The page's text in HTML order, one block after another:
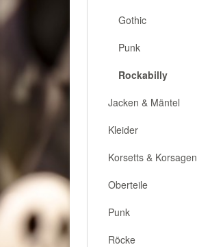
Gothic
Punk
Rockabilly
Jacken & Mäntel
Kleider
Korsetts & Korsagen
Oberteile
Punk
Röcke